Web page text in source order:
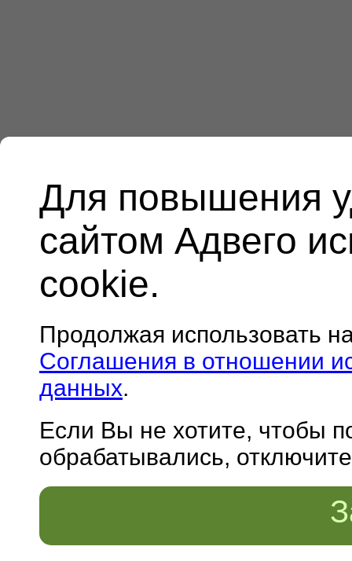
Для повышения
сайтом Адвего
cookie.
Продолжая использовать
Соглашения в отношении
данных.
Если Вы не хотите, чтобы
обрабатывались,